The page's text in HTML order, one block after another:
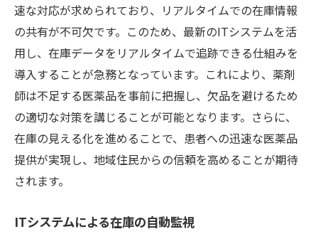
速な対応が求められており、リアルタイムでの在庫情報
の共有が不可欠です。このため、最新のITシステムを活
用し、在庫データをリアルタイムで追跡できる仕組みを
導入することが急務となっています。これにより、薬剤
師は不足する医薬品を事前に把握し、欠品を避けるため
の適切な対策を講じることが可能となります。さらに、
在庫の見える化を進めることで、患者への迅速な医薬品
提供が実現し、地域住民からの信頼を高めることが期待
されます。
ITシステムによる在庫の自動監視